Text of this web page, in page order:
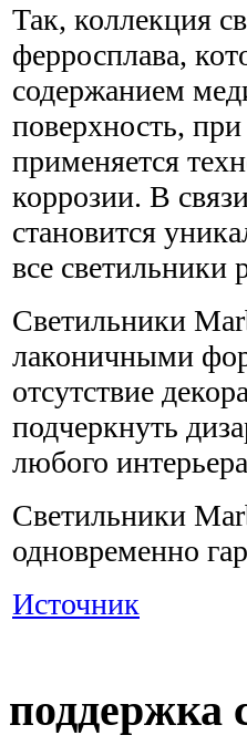
Так, коллекция
ферросплава,
содержанием
поверхность,
применяется
коррозии. В
становится
все светильники
Светильники
лаконичными
отсутствие
подчеркнуть
любого
Светильники
одновременно
Источник
поддержка